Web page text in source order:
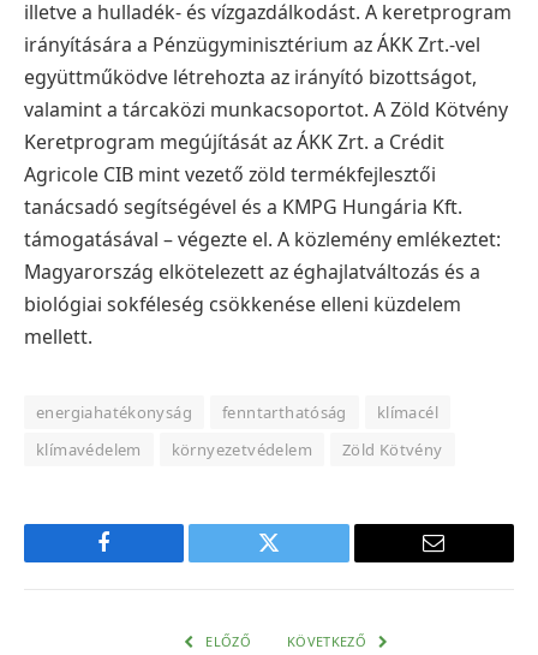
illetve a hulladék- és vízgazdálkodást. A keretprogram
irányítására a Pénzügyminisztérium az ÁKK Zrt.-vel
együttműködve létrehozta az irányító bizottságot,
valamint a tárcaközi munkacsoportot. A Zöld Kötvény
Keretprogram megújítását az ÁKK Zrt. a Crédit
Agricole CIB mint vezető zöld termékfejlesztői
tanácsadó segítségével és a KMPG Hungária Kft.
támogatásával – végezte el. A közlemény emlékeztet:
Magyarország elkötelezett az éghajlatváltozás és a
biológiai sokféleség csökkenése elleni küzdelem
mellett.
energiahatékonyság fenntarthatóság
klímacél
klímavédelem
környezetvédelem Zöld Kötvény
Facebook Twitter
E-
ELŐZŐ KÖVETKEZŐ